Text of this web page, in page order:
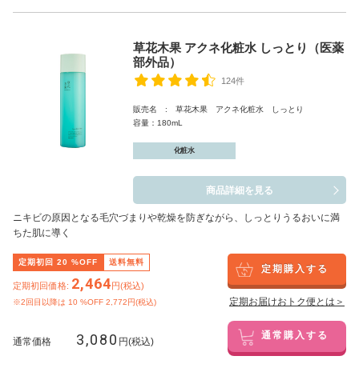
草花木果 アクネ化粧水 しっとり（医薬
部外品）
124件
販売名 : 草花木果 アクネ化粧水 しっとり
容量：180mL
化粧水
商品詳細を見る
ニキビの原因となる毛穴づまりや乾燥を防ぎながら、しっとりうるおいに満
ちた肌に導く
定期初回 20 %OFF 送料無料
定期初回価格: 2,464円(税込)
※2回目以降は 10 %OFF 2,772円(税込)
定期購入する
定期お届けおトク便とは＞
通常価格 3,080 円(税込) 通常購入する